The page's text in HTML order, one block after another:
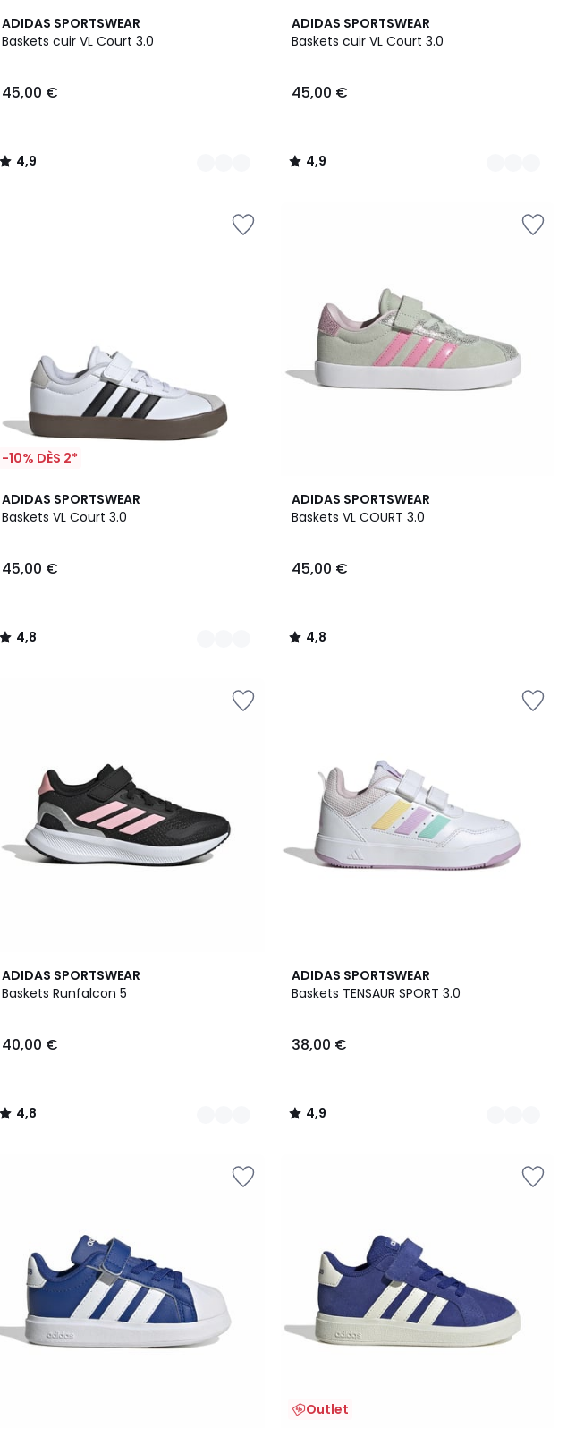
ADIDAS SPORTSWEAR
Baskets cuir VL Court 3.0
45,00 €
4,9
/ 5
4
Couleurs
4,9
/
ADIDAS SPORTSWEAR
Baskets cuir VL Court 3.0
45,00 €
4,9
/ 5
3
Couleurs
4,9
/
-10% DÈS 2*
ADIDAS SPORTSWEAR
Baskets VL Court 3.0
45,00 €
4,8
/ 5
3
Couleurs
4,8
/
ADIDAS SPORTSWEAR
Baskets VL COURT 3.0
45,00 €
4,8
/ 5
4,8
/
ADIDAS SPORTSWEAR
Baskets Runfalcon 5
40,00 €
4,8
/ 5
4
Couleurs
4,8
/
ADIDAS SPORTSWEAR
Baskets TENSAUR SPORT 3.0
38,00 €
4,9
/ 5
2
Couleurs
4,9
/
Outlet